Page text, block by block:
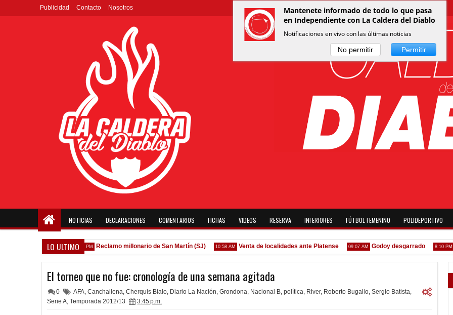
Publicidad Contacto Nosotros
NOTICIAS DECLARACIONES COMENTARIOS FICHAS VIDEOS RESERVA INFERIORES FÚTBOL FEMENINO POLIDEPORTIVO
LO ULTIMO
de la Reserva 1:52 PM Reclamo millonario de San Martín (SJ) 10:58 AM Venta de localidades ante Platense 09:07 AM Godoy desgarrado 8:10 PM
El torneo que no fue: cronología de una semana agitada
0 AFA, Canchallena, Cherquis Bialo, Diario La Nación, Grondona, Nacional B, política, River, Roberto Bugallo, Sergio Batista,
Serie A, Temporada 2012/13 3:45 p.m.
Mantenete informado de todo lo que pasa
en Independiente con La Caldera del Diablo
Notificaciones en vivo con las últimas noticias
No permitir Permitir